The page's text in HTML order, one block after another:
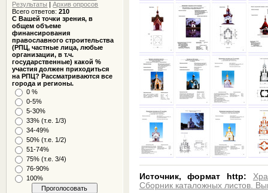
Результаты |Архив опросов
Всего ответов:210
С Вашей точки зрения, в
общем объеме
финансирования
православного строительства
(РПЦ, частные лица, любые
организации, в т.ч.
государственные) какой %
участия должен приходиться
на РПЦ? Рассматриваются все
города и регионы.
0 %
0-5%
5-30%
33% (т.е. 1/3)
34-49%
50% (т.е. 1/2)
51-74%
75% (т.е. 3/4)
76-90%
100%
Источник, формат http:
Сборник каталожных листов.